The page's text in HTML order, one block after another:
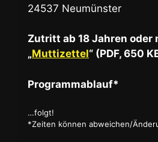
24537 Neumünster
Zutritt ab 18 Jahren oder
„Muttizettel“ (PDF, 650
Programmablauf*
…folgt!
*Zeiten können abweichen/